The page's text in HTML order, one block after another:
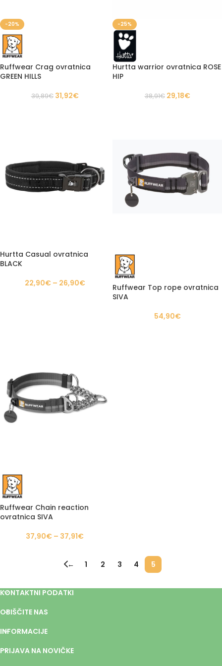
-20%
Ruffwear Crag ovratnica
GREEN HILLS
39,89€ 31,92€
-25%
Hurtta warrior ovratnica ROSE
HIP
38,91€ 29,18€
Hurtta Casual ovratnica
BLACK
22,90€ – 26,90€
Ruffwear Top rope ovratnica
SIVA
54,90€
Ruffwear Chain reaction
ovratnica SIVA
37,90€ – 37,91€
← 1 2 3 4 5
KONTAKTNI PODATKI
OBIŠČITE NAS
INFORMACIJE
PRIJAVA NA NOVIČKE